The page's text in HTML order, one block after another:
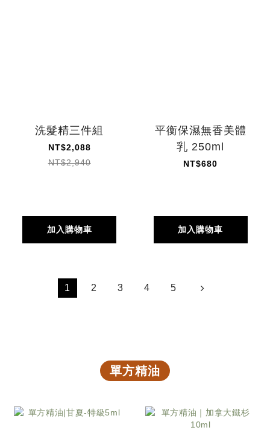
洗髮精三件組
NT$2,088
NT$2,940
加入購物車
平衡保濕無香美體
乳 250ml
NT$680
加入購物車
1 2 3 4 5
單方精油